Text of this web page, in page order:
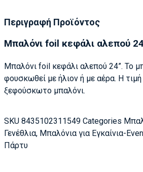
Περιγραφή Προϊόντος
Μπαλόνι foil κεφάλι αλεπού
Μπαλόνι foil κεφάλι αλεπού 24”. Το
φουσκωθεί με ήλιον ή με αέρα. Η τιμή
ξεφούσκωτο μπαλόνι.
SKU 8435102311549 Categories
Γενέθλια, Μπαλόνια για Εγκαίνια-
Πάρτυ